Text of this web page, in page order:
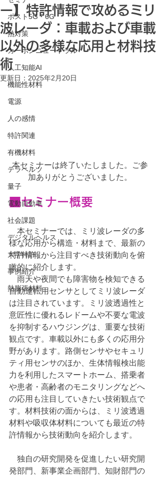
ポスト5G・6G
熱対策
カーボンニュートラル
人工知能AI
機能性材料
電源
人の感情
特許関連
有機材料
テラヘルツ
量子
電動自動車
社会課題
デジタルヘルス
大学特許
事例紹介
熱膨張材料
ー】特許情報で攻めるミリ
波レーダ：車載および車載
以外の多様な応用と材料技
術
更新日： 2025年2月20日
本セミナーは終了いたしました。ご参
加ありがとうございました。
■セミナー概要
本セミナーでは、ミリ波レーダの多
様な応用から構造・材料まで、最新の
特許情報から注目すべき技術動向を俯
瞰的に紹介します。
雨天や夜間でも障害物を検知できる
自動運転用センサとしてミリ波レーダ
は注目されています。ミリ波透過性と
意匠性に優れるレドームや不要な電波
を抑制するハウジングは、重要な技術
観点です。車載以外にも多くの応用分
野があります。路側センサやセキュリ
ティ用センサのほか、生体情報検出能
力を利用したスマートホーム、搭乗者
や患者・高齢者のモニタリングなどへ
の応用も注目していきたい技術観点で
す。材料技術の面からは、ミリ波透過
材料や吸収体材料についても最近の特
許情報から技術動向を紹介します。
独自の研究開発を促進したい研究開
発部門、新事業企画部門、知財部門の